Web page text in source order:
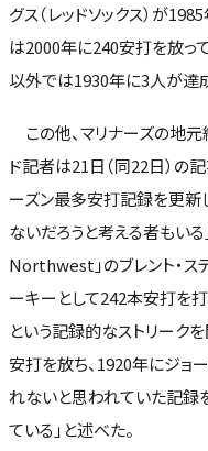
グス（レッドソックス）が
は2000年に240安打を放っ
以外では1930年に3人が達
この他、マリナーズの地元
ド記者は21日（同22日）の
ーズン最多安打記録を更新
ないだろうと考える者もいる
Northwest」のブレント・ス
ーキーとして242本安打を
という記録的なストリーク
安打を放ち、1920年にジョ
れないと思われていた記録
ている」と述べた。